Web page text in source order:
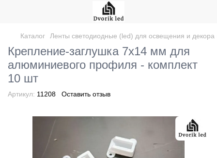
Каталог Ленты светодиодные (led) для освещения и
Крепление-заглушка 7х14 мм для
алюминиевого профиля - комплект
10 шт
Артикул: 11208 Оставить отзыв